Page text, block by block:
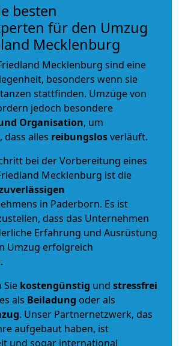
besten
für den Umzug
Mecklenburg
Mecklenburg sind eine
besonders wenn sie
stattfinden. Umzüge von
jedoch besondere
Organisation, um
dass alles reibungslosverläuft.
bei der Vorbereitung eines
Mecklenburg ist die
in Paderborn. Es ist
dass das Unternehmen
Erfahrung und Ausrüstung
Umzug erfolgreich
Sie kostengünstig und stressfrei
als Beiladung oder als
. Unser Partnernetzwerk, das
aufgebaut haben, ist
und sogar international